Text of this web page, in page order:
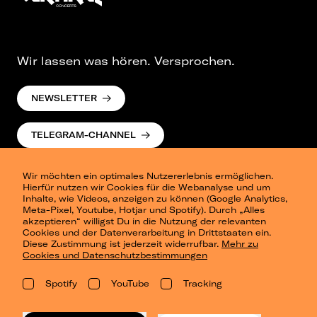
Wir möchten ein optimales Nutzererlebnis ermöglichen.
Hierfür nutzen wir Cookies für die Webanalyse und um
Inhalte, wie Videos, anzeigen zu können (Google Analytics,
Meta-Pixel, Youtube, Hotjar und Spotify). Durch „Alles
akzeptieren“ willigst Du in die Nutzung der relevanten
Cookies und der Datenverarbeitung in Drittstaaten ein.
Diese Zustimmung ist jederzeit widerrufbar. Mehr zu
Cookies und Datenschutzbestimmungen
Spotify YouTube Tracking
Wir lassen was hören. Versprochen.
NEWSLETTER
TELEGRAM-CHANNEL
Presse
Berlin
Dresden
Leipzig
Konzertsommer Petersberg